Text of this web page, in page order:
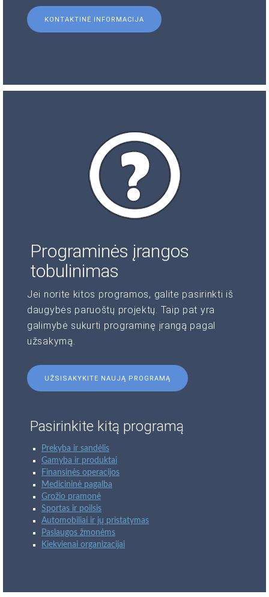
KONTAKTINĖ INFORMACIJA
Programinės įrangos
tobulinimas
Jei norite kitos programos, galite pasirinkti iš
daugybės paruoštų projektų. Taip pat yra
galimybė sukurti programinę įrangą pagal
užsakymą.
UŽSISAKYKITE NAUJĄ PROGRAMĄ
Pasirinkite kitą programą
Prekyba ir sandėlis
Gamyba ir produktai
Finansinės operacijos
Medicininė pagalba
Grožio pramonė
Sportas ir poilsis
Automobiliai ir jų pristatymas
Paslaugos žmonėms
Kiekvienai organizacijai